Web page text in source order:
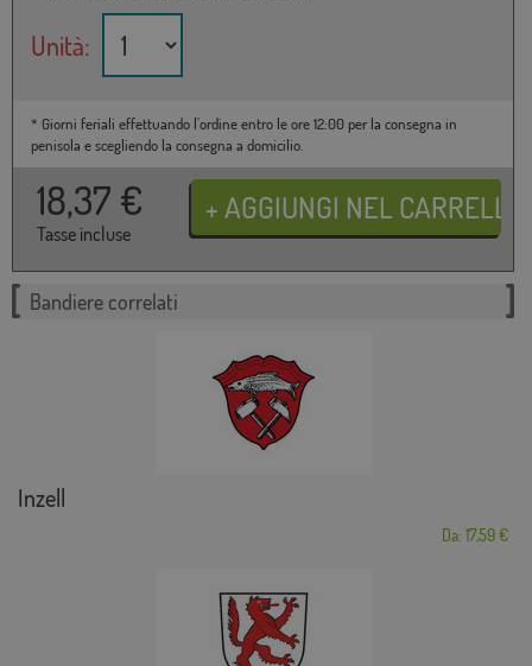
Unità:
* Giorni feriali effettuando l'ordine entro le ore 12:00 per la consegna in
penisola e scegliendo la consegna a domicilio.
18,37 €
Tasse incluse
Bandiere correlati
Inzell
Da: 17,59 €